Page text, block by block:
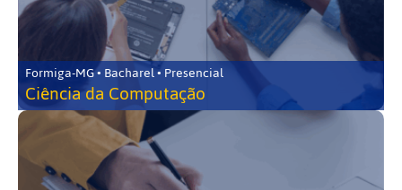
Formiga-MG • Bacharel • Presencial
Ciência da Computação